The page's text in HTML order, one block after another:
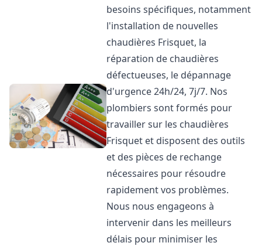
besoins spécifiques, notamment
l'installation de nouvelles
chaudières Frisquet, la
réparation de chaudières
défectueuses, le dépannage
d'urgence 24h/24, 7j/7. Nos
plombiers sont formés pour
travailler sur les chaudières
Frisquet et disposent des outils
et des pièces de rechange
nécessaires pour résoudre
rapidement vos problèmes.
Nous nous engageons à
intervenir dans les meilleurs
délais pour minimiser les